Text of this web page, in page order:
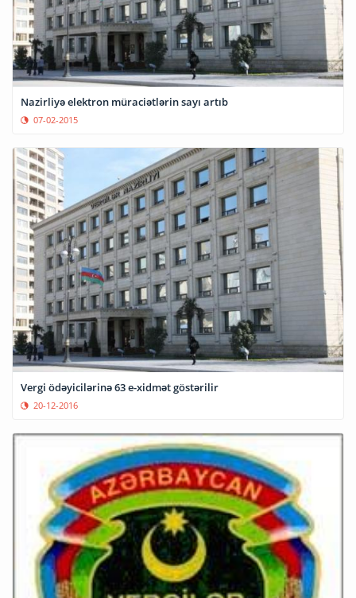
Nazirliyə elektron müraciətlərin sayı artıb
07-02-2015
Vergi ödəyicilərinə 63 e-xidmət göstərilir
20-12-2016